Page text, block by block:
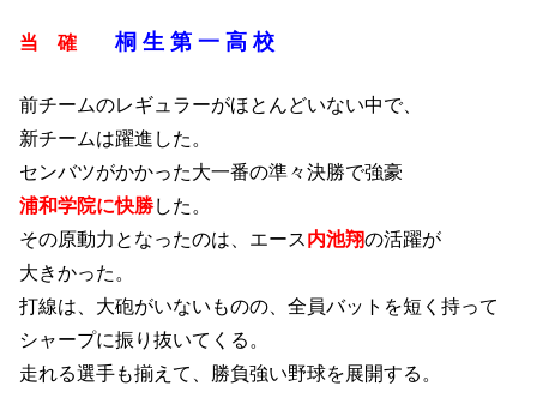
当 確 桐 生 第 一 高 校
前チームのレギュラーがほとんどいない中で、
新チームは躍進した。
センバツがかかった大一番の準々決勝で強豪
浦和学院に快勝した。
その原動力となったのは、エース内池翔の活躍が
大きかった。
打線は、大砲がいないものの、全員バットを短く持って
シャープに振り抜いてくる。
走れる選手も揃えて、勝負強い野球を展開する。